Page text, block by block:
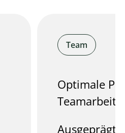
Team
Optimale
Teamarbeit.